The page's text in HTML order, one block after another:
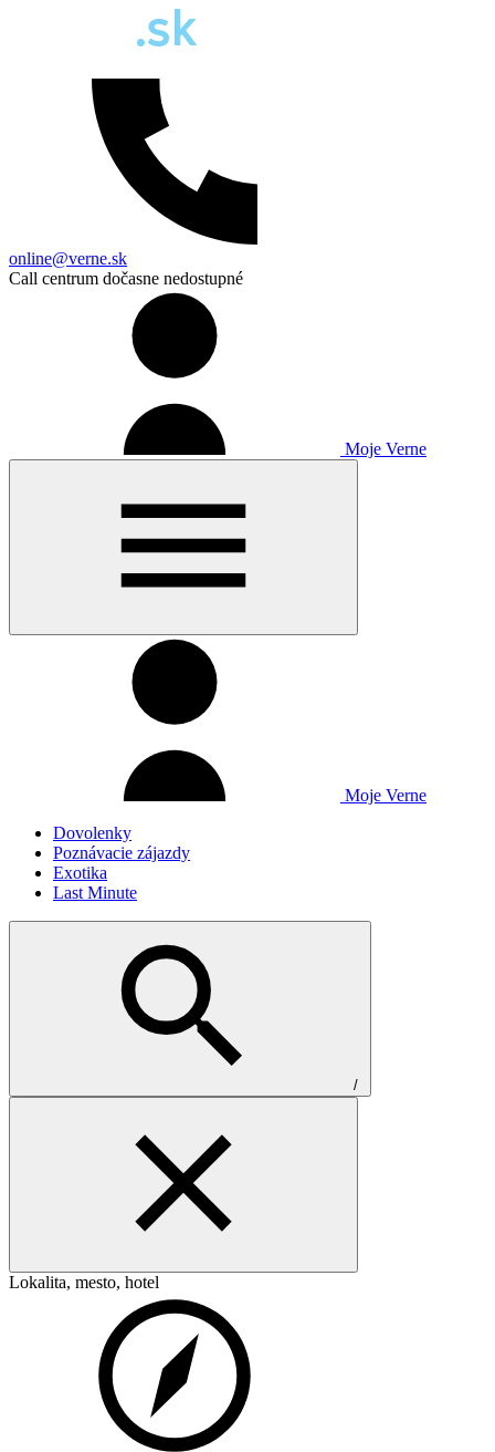
online@verne.sk
Call centrum dočasne nedostupné
Moje Verne
Moje Verne
Dovolenky
Poznávacie zájazdy
Exotika
Last Minute
/
Lokalita, mesto, hotel